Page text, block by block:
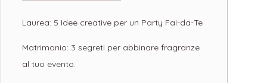
Laurea: 5 Idee creative per un Party Fai-da-Te
Matrimonio: 3 segreti per abbinare fragranze
al tuo evento.